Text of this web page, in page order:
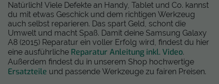
Natürlich! Viele Defekte an Handy, Tablet und Co. kannst
du mit etwas Geschick und dem richtigen Werkzeug
auch selbst reparieren. Das spart Geld, schont die
Umwelt und macht Spaß. Damit deine Samsung Galaxy
A8 (2015) Reparatur ein voller Erfolg wird, findest du hier
eine ausführliche Reparatur Anleitung inkl. Video.
Außerdem findest du in unserem Shop hochwertige
Ersatzteile und passende Werkzeuge zu fairen Preisen.